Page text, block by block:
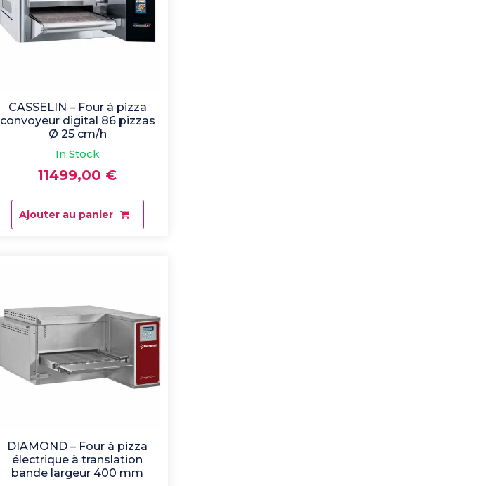
CASSELIN – Four à pizza
convoyeur digital 86 pizzas
Ø 25 cm/h
In Stock
11499,00 €
Ajouter au panier
DIAMOND – Four à pizza
électrique à translation
bande largeur 400 mm